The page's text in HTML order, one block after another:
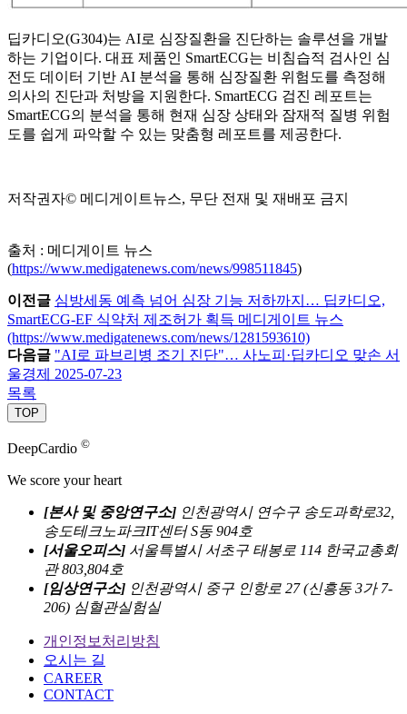
딥카디오(G304)는 AI로 심장질환을 진단하는 솔루션을 개발
하는 기업이다. 대표 제품인 SmartECG는 비침습적 검사인 심
전도 데이터 기반 AI 분석을 통해 심장질환 위험도를 측정해
의사의 진단과 처방을 지원한다. SmartECG 검진 레포트는
SmartECG의 분석을 통해 현재 심장 상태와 잠재적 질병 위험
도를 쉽게 파악할 수 있는 맞춤형 레포트를 제공한다.
저작권자© 메디게이트뉴스, 무단 전재 및 재배포 금지
출처 : 메디게이트 뉴스
(https://www.medigatenews.com/news/998511845)
이전글 심방세동 예측 넘어 심장 기능 저하까지… 딥카디오,
SmartECG-EF 식약처 제조허가 획득 메디게이트 뉴스
(https://www.medigatenews.com/news/1281593610)
다음글 "AI로 파브리병 조기 진단"… 사노피·딥카디오 맞손 서
울경제 2025-07-23
목록
TOP
DeepCardio ©
We score your heart
[본사 및 중앙연구소] 인천광역시 연수구 송도과학로32,
송도테크노파크IT센터 S동 904호
[서울오피스] 서울특별시 서초구 태봉로 114 한국교총회
관 803,804호
[임상연구소] 인천광역시 중구 인항로 27 (신흥동 3가 7-
206) 심혈관실험실
개인정보처리방침
오시는 길
CAREER
CONTACT